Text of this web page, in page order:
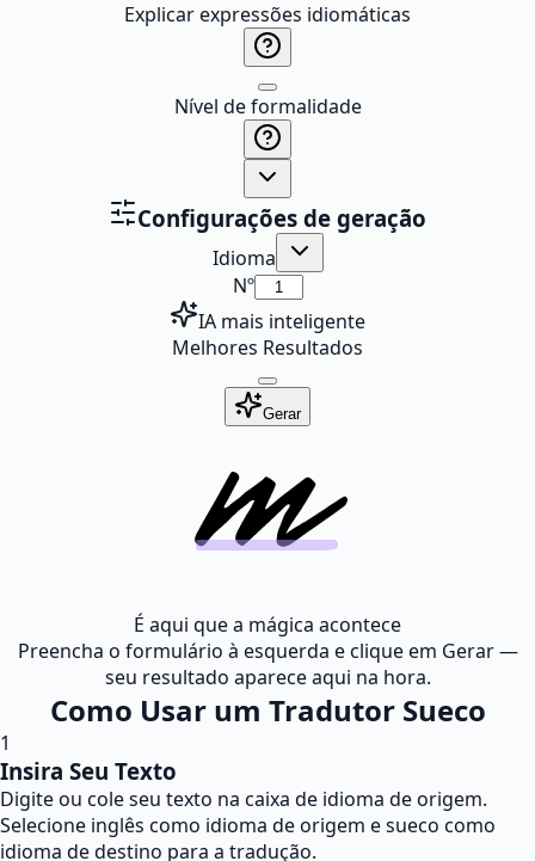
Explicar expressões idiomáticas
Nível de formalidade
Configurações de geração
Idioma
Nº
IA mais inteligente
Melhores Resultados
Gerar
É aqui que a mágica acontece
Preencha o formulário à esquerda e clique em Gerar —
seu resultado aparece aqui na hora.
Como Usar um Tradutor Sueco
1
Insira Seu Texto
Digite ou cole seu texto na caixa de idioma de origem.
Selecione inglês como idioma de origem e sueco como
idioma de destino para a tradução.